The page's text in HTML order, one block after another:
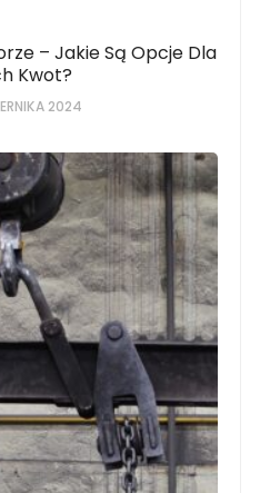
– Jakie Są Opcje Dla
Kwot?
2024